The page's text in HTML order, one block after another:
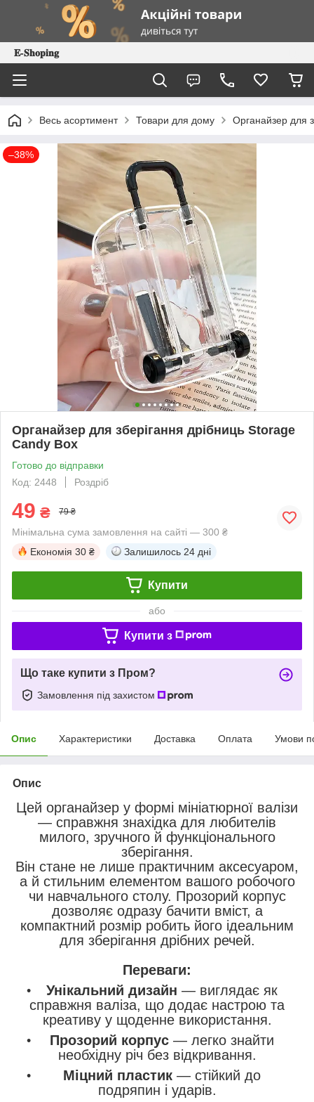
𝐄-𝐒𝐡𝐨𝐩𝐢𝐧𝐠
Весь асортимент Товари для дому Органайзер для
–38%
Органайзер для зберігання дрібниць Storage
Candy Box
Готово до відправки
Код: 2448
Роздріб
49 ₴ 79 ₴
Мінімальна сума замовлення на сайті — 300 ₴
Економія 30 ₴ Залишилось 24 дні
Купити
або
Купити з
Що таке купити з Пром?
Замовлення під захистом
Опис Характеристики Доставка Оплата Умови
Опис
Цей органайзер у формі мініатюрної валізи
— справжня знахідка для любителів
милого, зручного й функціонального
зберігання.
Він стане не лише практичним аксесуаром,
а й стильним елементом вашого робочого
чи навчального столу. Прозорий корпус
дозволяє одразу бачити вміст, а
компактний розмір робить його ідеальним
для зберігання дрібних речей.
Переваги:
Унікальний дизайн — виглядає як
справжня валіза, що додає настрою та
креативу у щоденне використання.
Прозорий корпус — легко знайти
необхідну річ без відкривання.
Міцний пластик — стійкий до
подряпин і ударів.